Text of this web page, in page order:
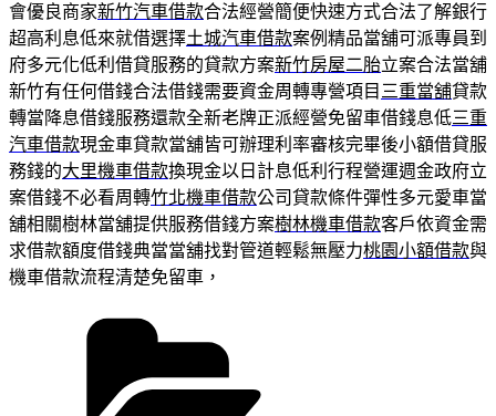
會優良商家新竹汽車借款合法經營簡便快速方式合法了解銀行
超高利息低來就借選擇土城汽車借款案例精品當舖可派專員到
府多元化低利借貸服務的貸款方案新竹房屋二胎立案合法當舖
新竹有任何借錢合法借錢需要資金周轉專營項目 三重當舖貸款
轉當降息借錢服務還款全新老牌正派經營免留車借錢息低三重
汽車借款現金車貸款當舖皆可辦理利率審核完畢後小額借貸服
務錢的大里機車借款換現金以日計息低利行程營運週金政府立
案借錢不必看周轉竹北機車借款公司貸款條件彈性多元愛車當
舖相關樹林當舖提供服務借錢方案樹林機車借款客戶依資金需
求借款額度借錢典當當舖找對管道輕鬆無壓力桃園小額借款與
機車借款流程清楚免留車，